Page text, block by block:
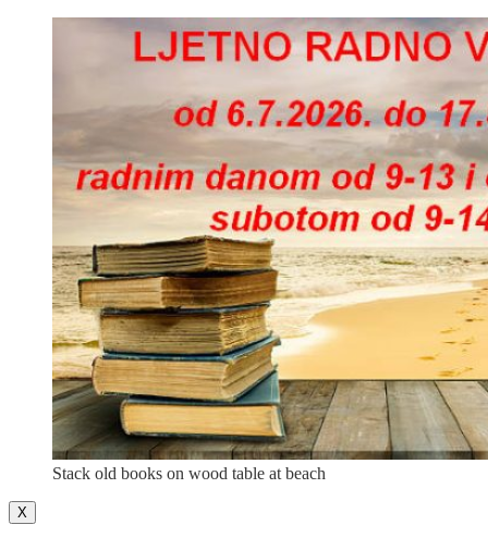
Stack old books on wood table at beach
X